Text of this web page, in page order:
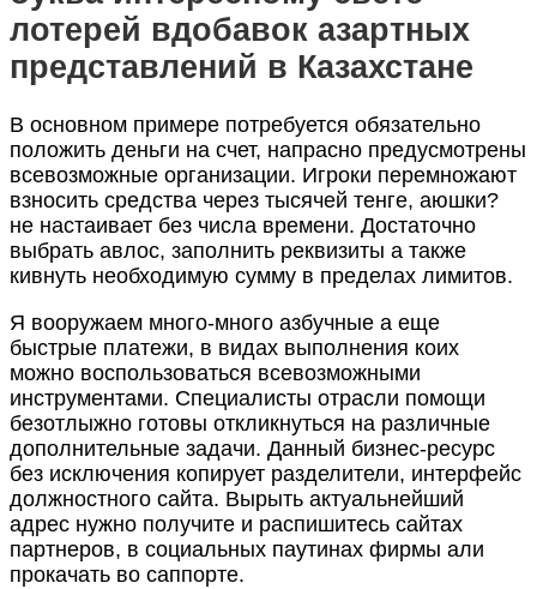
лотерей вдобавок азартных
представлений в Казахстане
В основном примере потребуется обязательно
положить деньги на счет, напрасно предусмотрены
всевозможные организации. Игроки перемножают
взносить средства через тысячей тенге, аюшки?
не настаивает без числа времени. Достаточно
выбрать авлос, заполнить реквизиты а также
кивнуть необходимую сумму в пределах лимитов.
Я вооружаем много-много азбучные а еще
быстрые платежи, в видах выполнения коих
можно воспользоваться всевозможными
инструментами. Специалисты отрасли помощи
безотлыжно готовы откликнуться на различные
дополнительные задачи. Данный бизнес-ресурс
без исключения копирует разделители, интерфейс
должностного сайта. Вырыть актуальнейший
адрес нужно получите и распишитесь сайтах
партнеров, в социальных паутинах фирмы али
прокачать во саппорте.